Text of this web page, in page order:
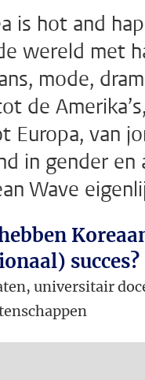
is hot and
wereld met
mode,
de
Europa, van
in gender
Wave
succes?
universitair